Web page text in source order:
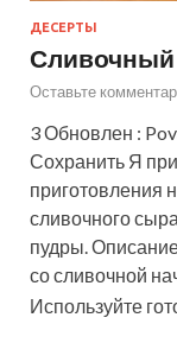
ДЕСЕРТЫ
Сливочный
Оставьте
3 Обновлен :
Сохранить Я
приготовления
сливочного
пудры.
со сливочной
Используйте